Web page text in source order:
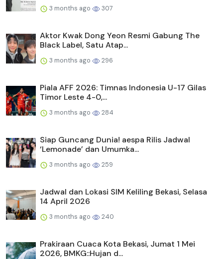
3 months ago 307
Aktor Kwak Dong Yeon Resmi Gabung The
Black Label, Satu Atap...
3 months ago 296
Piala AFF 2026: Timnas Indonesia U-17 Gilas
Timor Leste 4-0,...
3 months ago 284
Siap Guncang Dunia! aespa Rilis Jadwal
‘Lemonade’ dan Umumka...
3 months ago 259
Jadwal dan Lokasi SIM Keliling Bekasi, Selasa
14 April 2026
3 months ago 240
Prakiraan Cuaca Kota Bekasi, Jumat 1 Mei
2026, BMKG::Hujan d...